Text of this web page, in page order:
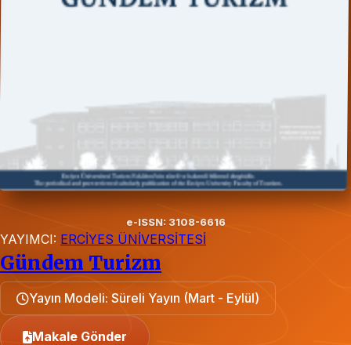
e-ISSN: 3108-6616
YAYIMCI: ERCİYES ÜNİVERSİTESİ
Gündem Turizm
Yayın Modeli: Süreli Yayın (Mart - Eylül)
Makale Gönder